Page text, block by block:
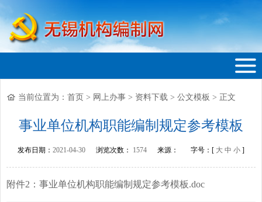
无锡机构编制网
当前位置为： 首页 > 网上办事 > 资料下载 > 公文模板 > 正文
事业单位机构职能编制规定参考模板
发布日期： 2021-04-30 浏览次数： 1574 来源： 字号：[ 大 中 小 ]
附件2：事业单位机构职能编制规定参考模板.doc